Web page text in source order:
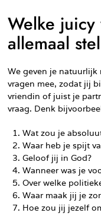
Welke
allemaal
We geven je
vragen mee, zodat jij
vriendin of juist je
vraag. Denk
Wat zou je
Waar heb je spijt
Geloof jij in God?
Wanneer was je
Over welke
Waar maak jij je
Hoe zou jij jezelf